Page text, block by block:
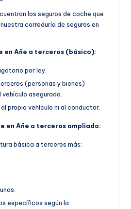
los seguros de coche que
correduría de seguros en
en Añe a terceros (básico):
por ley.
(personas y bienes)
asegurado.
propio vehículo ni al conductor.
en Añe a terceros ampliado:
básica a terceros más:
específicos según la